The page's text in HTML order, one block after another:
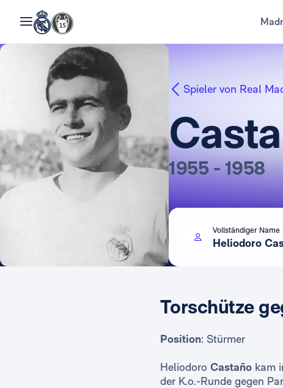
Spieler von Real
1955 - 1958
Vollständiger Name
Heliodoro
Torschütze
Position: Stürmer
Heliodoro Castañokam
der K.o.-Runde gegen